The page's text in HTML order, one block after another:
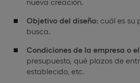
Objetivo del diseño: cuál es su
busca.
Condiciones de la empresa o
presupuesto, qué plazos de
establecido, etc.